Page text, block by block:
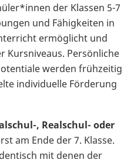
der Klassen 5-7
und Fähigkeiten in
ermöglicht und
Kursniveaus. Persönliche
werden frühzeitig
individuelle Förderung
, Realschul- oder
am Ende der 7. Klasse.
mit denen der